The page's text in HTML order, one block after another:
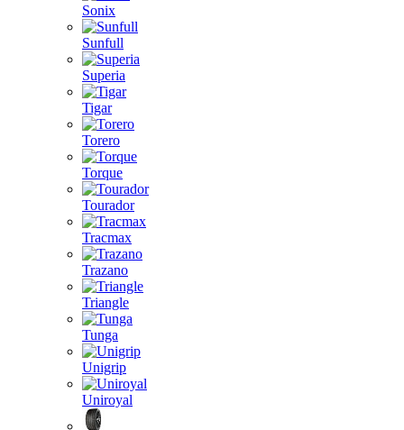
Sonix
Sunfull
Superia
Tigar
Torero
Torque
Tourador
Tracmax
Trazano
Triangle
Tunga
Unigrip
Uniroyal